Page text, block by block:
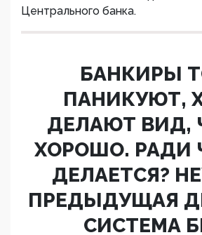
Центрального банка.
БАНКИРЫ
ПАНИКУЮТ,
ДЕЛАЮТ ВИД,
ХОРОШО. РАДИ
ДЕЛАЕТСЯ?
ПРЕДЫДУЩАЯ
СИСТЕМА